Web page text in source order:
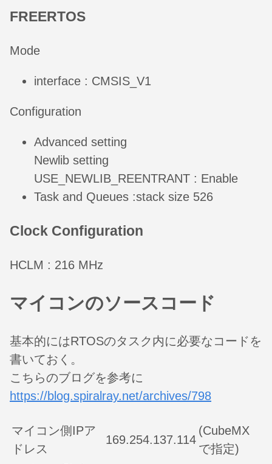
FREERTOS
Mode
interface : CMSIS_V1
Configuration
Advanced setting
Newlib setting
USE_NEWLIB_REENTRANT : Enable
Task and Queues :stack size 526
Clock Configuration
HCLM : 216 MHz
マイコンのソースコード
基本的にはRTOSのタスク内に必要なコードを
書いておく。
こちらのブログを参考に
https://blog.spiralray.net/archives/798
マイコン側IPア
ドレス
169.254.137.114
(CubeMX
で指定)